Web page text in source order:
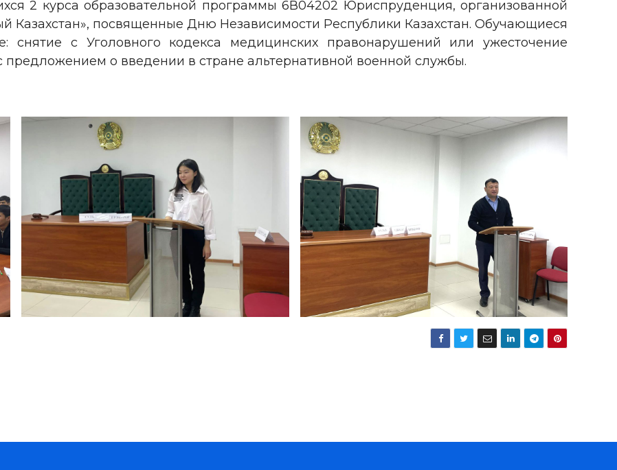
2 курса образовательной программы 6В04202 Юриспруденция, организованной
Казахстан», посвященные Дню Независимости Республики Казахстан. Обучающиеся
снятие с Уголовного кодекса медицинских правонарушений или ужесточение
предложением о введении в стране альтернативной военной службы.